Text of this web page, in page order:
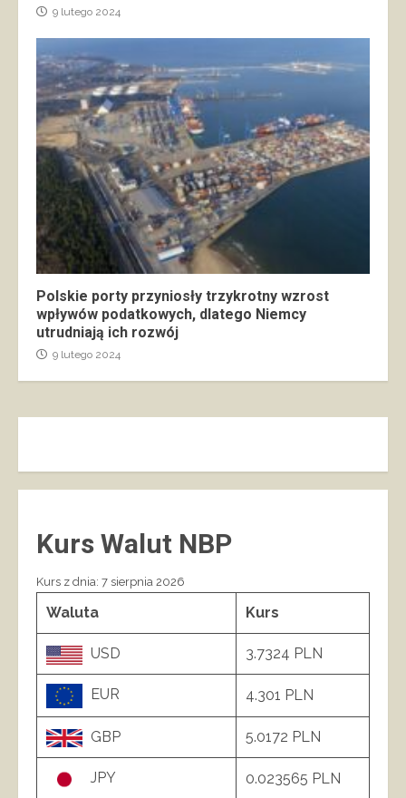
9 lutego 2024
Polskie porty przyniosły trzykrotny wzrost
wpływów podatkowych, dlatego Niemcy
utrudniają ich rozwój
9 lutego 2024
Kurs Walut NBP
Kurs z dnia: 7 sierpnia 2026
Waluta Kurs
USD 3.7324 PLN
EUR 4.301 PLN
GBP 5.0172 PLN
JPY 0.023565 PLN